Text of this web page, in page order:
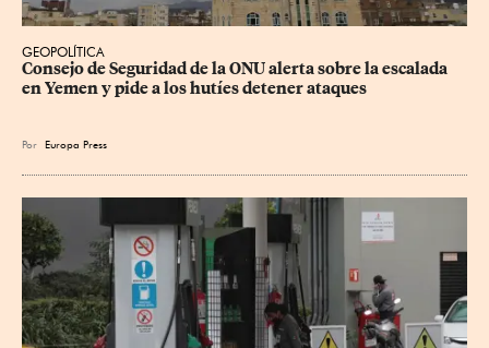
GEOPOLÍTICA
Consejo de Seguridad de la ONU alerta sobre la escalada
en Yemen y pide a los hutíes detener ataques
Por Europa Press